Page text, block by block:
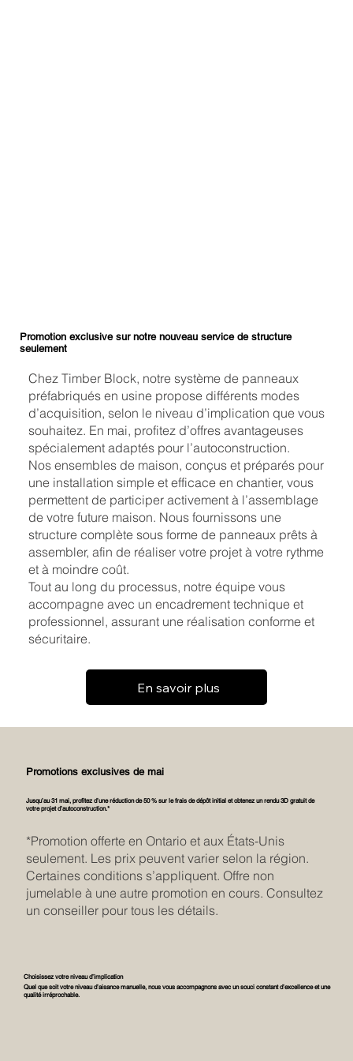
Promotion exclusive sur notre nouveau service de structure
seulement
Chez Timber Block, notre système de panneaux
préfabriqués en usine propose différents modes
d’acquisition, selon le niveau d’implication que vous
souhaitez. En mai, profitez d’offres avantageuses
spécialement adaptés pour l’autoconstruction.
Nos ensembles de maison, conçus et préparés pour
une installation simple et efficace en chantier, vous
permettent de participer activement à l’assemblage
de votre future maison. Nous fournissons une
structure complète sous forme de panneaux prêts à
assembler, afin de réaliser votre projet à votre rythme
et à moindre coût.
Tout au long du processus, notre équipe vous
accompagne avec un encadrement technique et
professionnel, assurant une réalisation conforme et
sécuritaire.
En savoir plus
Promotions exclusives de mai
Jusqu’au 31 mai, profitez d’une réduction de 50 % sur le frais de dépôt initial et obtenez un rendu 3D gratuit de
votre projet d’autoconstruction.*
*Promotion offerte en Ontario et aux États-Unis
seulement. Les prix peuvent varier selon la région.
Certaines conditions s’appliquent. Offre non
jumelable à une autre promotion en cours. Consultez
un conseiller pour tous les détails.
Choisissez votre niveau d’implication
Quel que soit votre niveau d’aisance manuelle, nous vous accompagnons avec un souci constant d’excellence et une
qualité irréprochable.